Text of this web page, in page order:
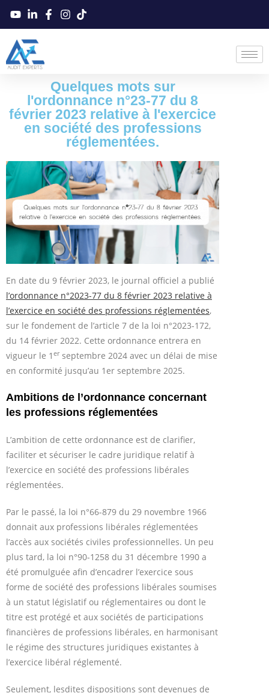
Quelques mots sur
l'ordonnance n°23-77 du 8
février 2023 relative à l'exercice
en société des professions
réglementées.
En date du 9 février 2023, le journal officiel a publié
l’ordonnance n°2023-77 du 8 février 2023 relative à
l’exercice en société des professions réglementées,
sur le fondement de l’article 7 de la loi n°2023-172,
du 14 février 2022. Cette ordonnance entrera en
vigueur le 1 erseptembre 2024 avec un délai de mise
en conformité jusqu’au 1er septembre 2025.
Ambitions de l’ordonnance concernant
les professions réglementées
L’ambition de cette ordonnance est de clarifier,
faciliter et sécuriser le cadre juridique relatif à
l’exercice en société des professions libérales
réglementées.
Par le passé, la loi n°66-879 du 29 novembre 1966
donnait aux professions libérales réglementées
l’accès aux sociétés civiles professionnelles. Un peu
plus tard, la loi n°90-1258 du 31 décembre 1990 a
été promulguée afin d’encadrer l’exercice sous
forme de société des professions libérales soumises
à un statut législatif ou réglementaires ou dont le
titre est protégé et aux sociétés de participations
financières de professions libérales, en harmonisant
le régime des structures juridiques existantes à
l’exercice libéral réglementé.
Seulement, lesdites dispositions sont devenues de